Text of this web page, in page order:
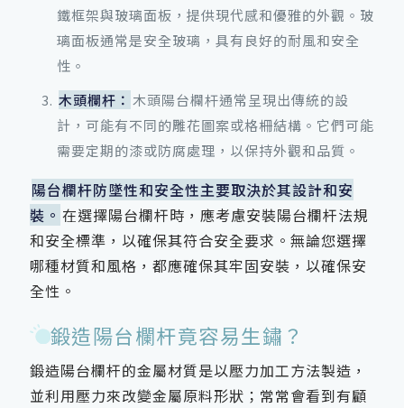
鐵框架與玻璃面板，提供現代感和優雅的外觀。玻
璃面板通常是安全玻璃，具有良好的耐風和安全
性。
木頭欄杆： 木頭陽台欄杆通常呈現出傳統的設
計，可能有不同的雕花圖案或格柵結構。它們可能
需要定期的漆或防腐處理，以保持外觀和品質。
陽台欄杆防墜性和安全性主要取決於其設計和安
裝。 在選擇陽台欄杆時，應考慮安裝陽台欄杆法規
和安全標準，以確保其符合安全要求。無論您選擇
哪種材質和風格，都應確保其牢固安裝，以確保安
全性。
鍛造陽台欄杆竟容易生鏽？
鍛造陽台欄杆的金屬材質是以壓力加工方法製造，
並利用壓力來改變金屬原料形狀；常常會看到有顧